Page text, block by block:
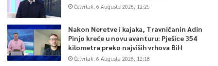
Četvrtak, 6 Augusta 2026, 12:25
Nakon Neretve i kajaka, Travničanin Adin
Pinjo kreće u novu avanturu: Pješice 354
kilometra preko najviših vrhova BiH
Četvrtak, 6 Augusta 2026, 12:18